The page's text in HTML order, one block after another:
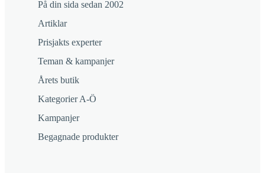
På din sida sedan 2002
Artiklar
Prisjakts experter
Teman & kampanjer
Årets butik
Kategorier A-Ö
Kampanjer
Begagnade produkter